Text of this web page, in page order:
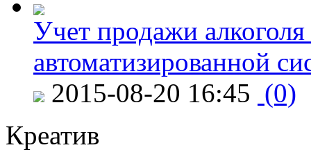
Учет продажи
автоматизированной
2015-08-20 16:45 (0)
Креатив